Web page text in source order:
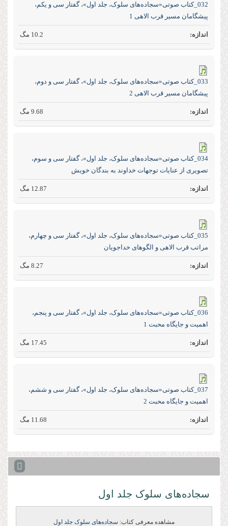
032_کتاب صوتی«سجاده‌های سلوک، جلد اول»، گفتار سی و یکم،
پیشگامان مسیر قرب الاهی 1
10.2 مگ
033_کتاب صوتی«سجاده‌های سلوک، جلد اول»، گفتار سی و دوم،
پیشگامان مسیر قرب الاهی 2
9.68 مگ
034_کتاب صوتی«سجاده‌های سلوک، جلد اول»، گفتار سی و سوم،
تصویری از عنایات توجهات خداوند به بندگان خویش
12.87 مگ
035_کتاب صوتی«سجاده‌های سلوک، جلد اول»، گفتار سی و چهارم،
مراتب قرب الاهی و الگو‌های خدا‌جویان
8.27 مگ
036_کتاب صوتی«سجاده‌های سلوک، جلد اول»، گفتار سی و پنجم،
اهمیت و جایگاه محبت 1
17.45 مگ
037_کتاب صوتی«سجاده‌های سلوک، جلد اول»، گفتار سی و ششم،
اهمیت و جایگاه محبت 2
11.68 مگ
سجاده‌های سلوک جلد اول
مشاهده معرفی کتاب: سجاده‌های سلوک جلد اول